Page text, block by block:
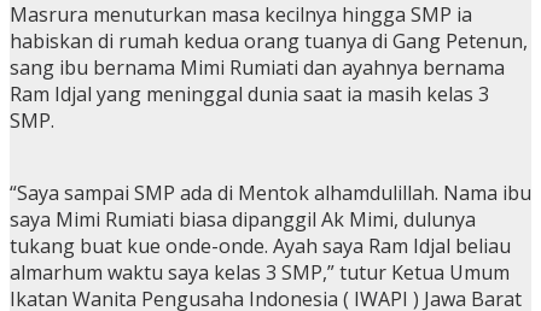
Masrura menuturkan masa kecilnya hingga SMP ia
habiskan di rumah kedua orang tuanya di Gang Petenun,
sang ibu bernama Mimi Rumiati dan ayahnya bernama
Ram Idjal yang meninggal dunia saat ia masih kelas 3
SMP.
“Saya sampai SMP ada di Mentok alhamdulillah. Nama ibu
saya Mimi Rumiati biasa dipanggil Ak Mimi, dulunya
tukang buat kue onde-onde. Ayah saya Ram Idjal beliau
almarhum waktu saya kelas 3 SMP,” tutur Ketua Umum
Ikatan Wanita Pengusaha Indonesia ( IWAPI ) Jawa Barat